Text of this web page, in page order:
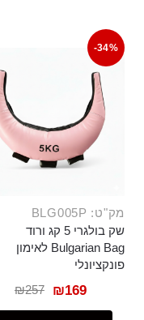
-34%
מק"ט: BLG005P
שק בולגרי 5 קג ורוד
Bulgarian Bag לאימון
פונקציונלי
₪257 ₪169